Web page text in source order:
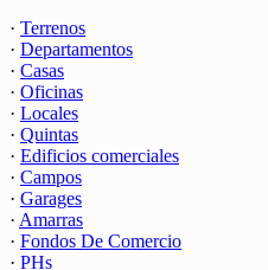
· Terrenos
· Departamentos
· Casas
· Oficinas
· Locales
· Quintas
· Edificios comerciales
· Campos
· Garages
· Amarras
· Fondos De Comercio
· PHs